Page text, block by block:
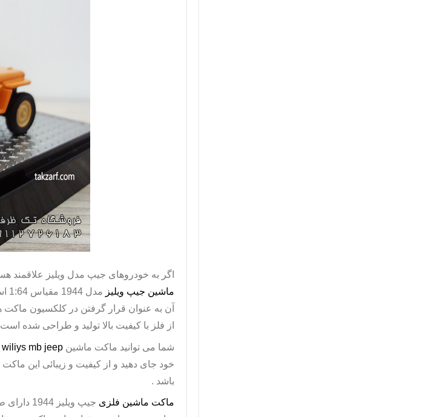
اگر به خودروهای جیپ مدل ویلیز علاقمند
ماشین جیپ ویلیز مدل 1944 مقیاس 1:64 است . کیفیت ساخت و جزییات
آن به عنوان قرار گرفتن در کلکسیون ماکت
از فلز با کیفیت بالا تولید و طراحی شده
شما می توانید ماکت ماشین wiliys mb jeep
خود جای دهید و از کیفیت و زیبائی این
باشد .
ماکت ماشین فلزی